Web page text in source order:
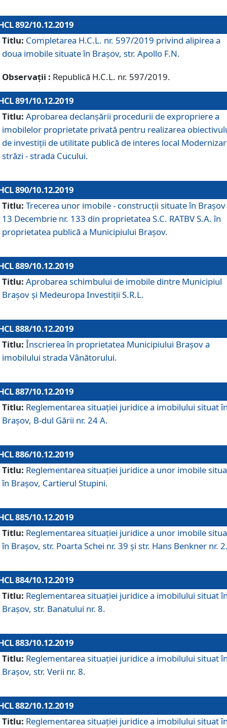
892/10.12.2019
Titlu: Completarea H.C.L. nr. 597/2019 privind alipirea a
doua imobile situate în Brașov, str. Apollo F.N.
Observații : Republică H.C.L. nr. 597/2019.
891/10.12.2019
Titlu: Aprobarea declanșării procedurii de expropriere a
imobilelor proprietate privată pentru realizarea
de investiții de utilitate publică de interes local
străzi - strada Cucului.
890/10.12.2019
Titlu: Trecerea unor imobile - construcții situate în Brașov
13 Decembrie nr. 133 din proprietatea S.C. RATBV S.A. în
proprietatea publică a Municipiului Brașov.
889/10.12.2019
Titlu: Aprobarea schimbului de imobile dintre Municipiul
Brașov și Medeuropa Investiții S.R.L.
888/10.12.2019
Titlu: Înscrierea în proprietatea Municipiului Braşov a
imobilului strada Vânătorului.
887/10.12.2019
Titlu: Reglementarea situației juridice a imobilului situat
Brașov, B-dul Gării nr. 24 A.
886/10.12.2019
Titlu: Reglementarea situaţiei juridice a unor imobile
în Braşov, Cartierul Stupini.
885/10.12.2019
Titlu: Reglementarea situației juridice a unor imobile
în Brașov, str. Poarta Schei nr. 39 și str. Hans Benkner nr.
884/10.12.2019
Titlu: Reglementarea situației juridice a imobilului situat
Brașov, str. Banatului nr. 8.
883/10.12.2019
Titlu: Reglementarea situației juridice a imobilului situat
Brașov, str. Verii nr. 8.
882/10.12.2019
Titlu: Reglementarea situației juridice a imobilului situat